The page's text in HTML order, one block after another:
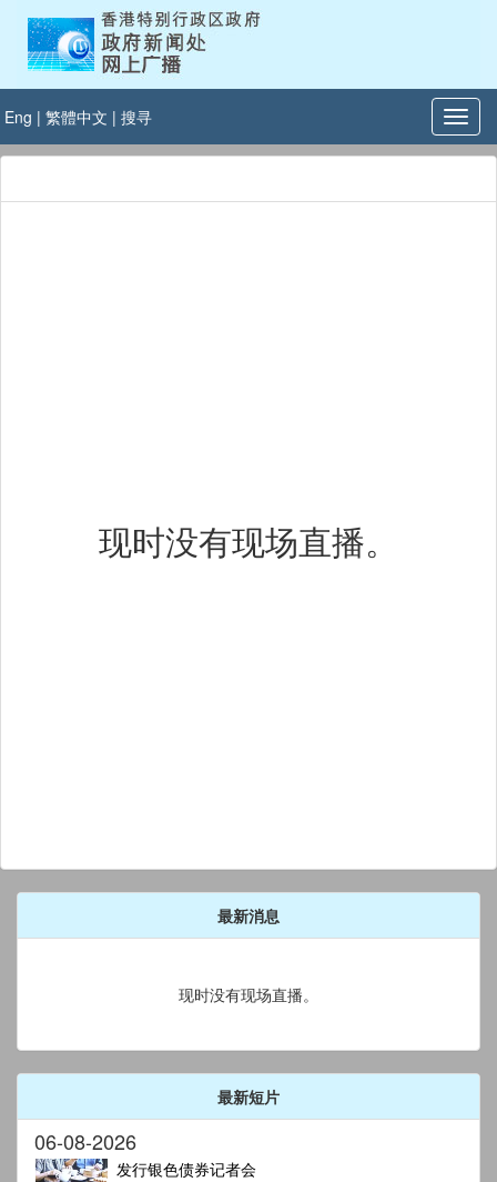
Eng | 繁體中文 | 搜寻
现时没有现场直播。
最新消息
现时没有现场直播。
最新短片
06-08-2026
发行银色债券记者会